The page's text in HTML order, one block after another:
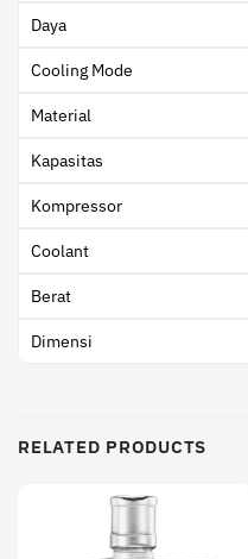
Daya
Cooling Mode
Material
Kapasitas
Kompressor
Coolant
Berat
Dimensi
RELATED PRODUCTS